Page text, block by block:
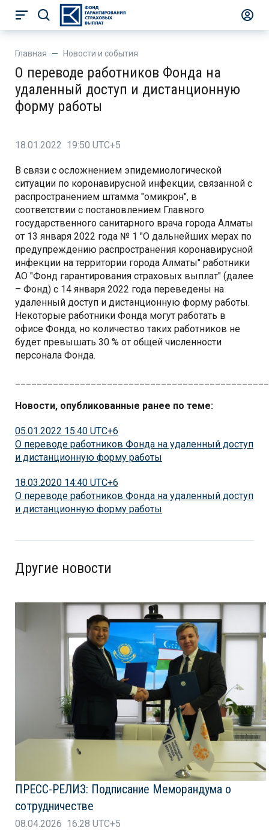
Главная Новости и события
О переводе работников Фонда на
удаленный доступ и дистанционную
форму работы
18.01.2022 19:50 UTC+5
В связи с осложнением эпидемиологической
ситуации по коронавирусной инфекции, связанной с
распространением штамма "омикрон", в
соответствии с постановлением Главного
государственного санитарного врача города Алматы
от 13 января 2022 года № 1 "О дальнейших мерах по
предупреждению распространения коронавирусной
инфекции на территории города Алматы" работники
АО "Фонд гарантирования страховых выплат" (далее
– Фонд) c 14 января 2022 года переведены на
удаленный доступ и дистанционную форму работы.
Некоторые работники Фонда могут работать в
офисе Фонда, но количество таких работников не
будет превышать 30 % от общей численности
персонала Фонда.
Новости, опубликованные ранее по теме:
05.01.2022 15:40 UTC+6
О переводе работников Фонда на удаленный доступ
и дистанционную форму работы
18.03.2020 14:40 UTC+6
О переводе работников Фонда на удаленный доступ
и дистанционную форму работы
Другие новости
ПРЕСС-РЕЛИЗ: Подписание Меморандума о
сотрудничестве
08.04.2026 16:28 UTC+5